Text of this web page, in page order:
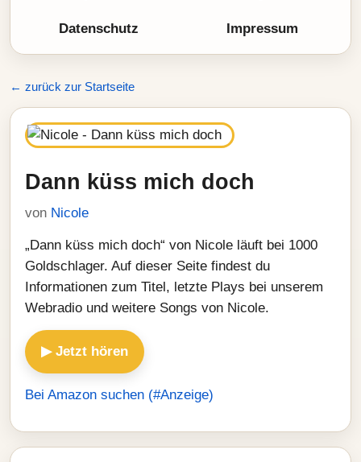
Datenschutz Impressum
← zurück zur Startseite
Dann küss mich doch
von Nicole
„Dann küss mich doch“ von Nicole läuft bei 1000
Goldschlager. Auf dieser Seite findest du
Informationen zum Titel, letzte Plays bei unserem
Webradio und weitere Songs von Nicole.
▶ Jetzt hören
Bei Amazon suchen (#Anzeige)